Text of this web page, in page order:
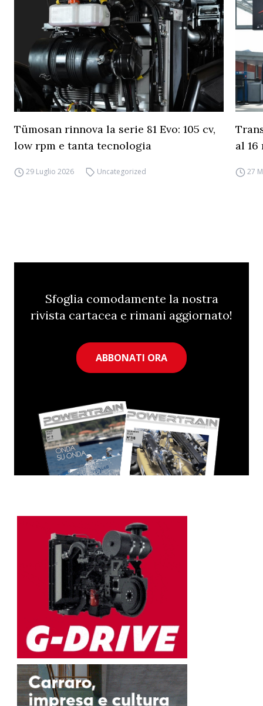
Tümosan rinnova la serie 81 Evo: 105 cv,
low rpm e tanta tecnologia
29 Luglio 2026 Uncategorized
al 16
27
Sfoglia comodamente la nostra
rivista cartacea e rimani aggiornato!
ABBONATI ORA